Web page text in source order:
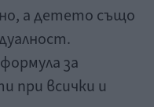
а детето също
за
при всички и